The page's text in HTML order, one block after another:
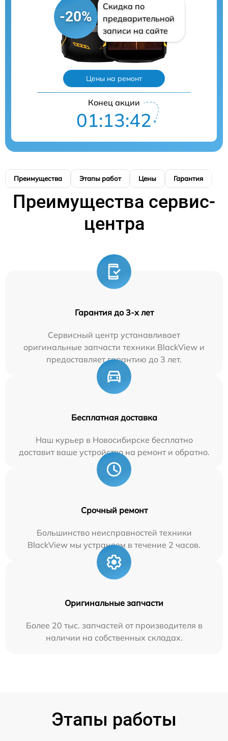
-20%
Скидка по
предварительной
записи на сайте
Цены на ремонт
Конец акции
01:13:41
Преимущества Этапы работ Цены Гарантия
Преимущества сервис-
центра
Гарантия до 3-х лет
Сервисный центр устанавливает
оригинальные запчасти техники BlackView и
предоставляет гарантию до 3 лет.
Бесплатная доставка
Наш курьер в Новосибирске бесплатно
доставит ваше устройство на ремонт и обратно.
Срочный ремонт
Большинство неисправностей техники
BlackView мы устраняем в течение 2 часов.
Оригинальные запчасти
Более 20 тыс. запчастей от производителя в
наличии на собственных складах.
Этапы работы